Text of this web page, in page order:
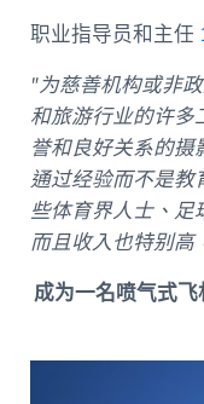
职业指导员和主任
"为慈善机构或非
和旅游行业的许多
誉和良好关系的
通过经验而不是教
些体育界人士、足
而且收入也特别高
成为一名喷气式